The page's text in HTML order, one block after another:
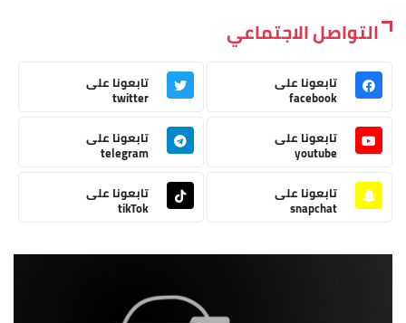
التواصل الاجتماعي
تابعونا على
facebook
تابعونا على
twitter
تابعونا على
youtube
تابعونا على
telegram
تابعونا على
snapchat
تابعونا على
tikTok